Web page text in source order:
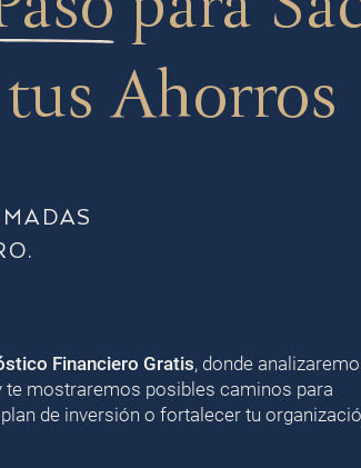
Ahorros
Financiero Gratis, donde
te mostraremos posibles caminos para
de inversión o fortalecer tu